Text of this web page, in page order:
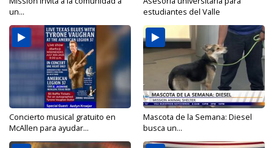
un...
estudiantes del Valle
Concierto musical gratuito en
McAllen para ayudar...
Mascota de la Semana: Diesel
busca un...